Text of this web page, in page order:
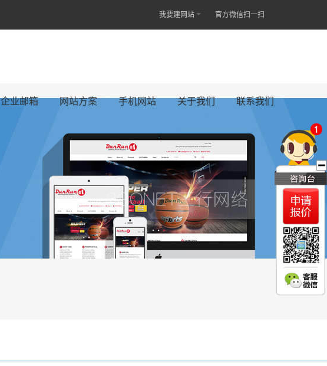
我要建网站 官方微信扫一扫
企业邮箱 网站方案 手机网站 关于我们 联系我们